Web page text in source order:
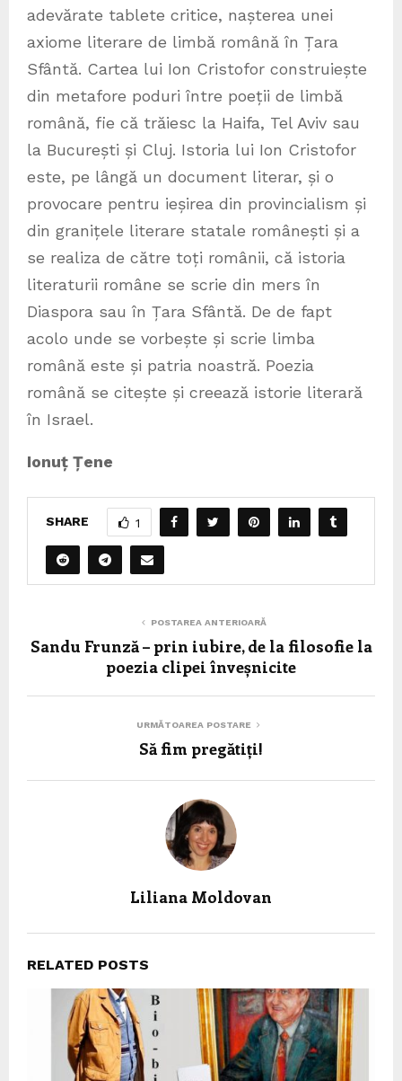
adevărate tablete critice, nașterea unei
axiome literare de limbă română în Țara
Sfântă. Cartea lui Ion Cristofor construiește
din metafore poduri între poeții de limbă
română, fie că trăiesc la Haifa, Tel Aviv sau
la București și Cluj. Istoria lui Ion Cristofor
este, pe lângă un document literar, și o
provocare pentru ieșirea din provincialism și
din granițele literare statale românești și a
se realiza de către toți românii, că istoria
literaturii române se scrie din mers în
Diaspora sau în Țara Sfântă. De de fapt
acolo unde se vorbește și scrie limba
română este și patria noastră. Poezia
română se citește și creează istorie literară
în Israel.
Ionuț Țene
SHARE 1
POSTAREA ANTERIOARĂ
Sandu Frunză – prin iubire, de la filosofie la
poezia clipei înveșnicite
URMĂTOAREA POSTARE
Să fim pregătiți!
Liliana Moldovan
RELATED POSTS